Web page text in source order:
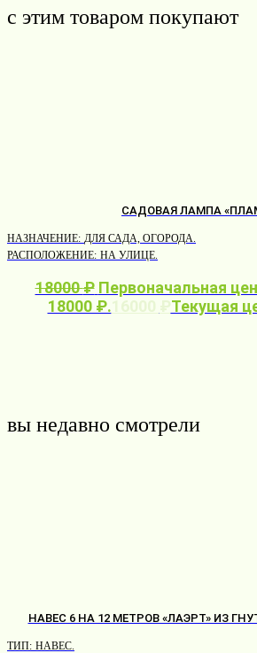
с этим товаром покупают
САДОВАЯ ЛАМПА
НАЗНАЧЕНИЕ: ДЛЯ САДА, ОГОРОДА.
РАСПОЛОЖЕНИЕ: НА УЛИЦЕ.
18000₽ Первоначальная
18000 ₽.16000 ₽Текущая
вы недавно смотрели
НАВЕС 6 НА 12 МЕТРОВ «ЛАЭРТ» ИЗ
ТИП: НАВЕС.